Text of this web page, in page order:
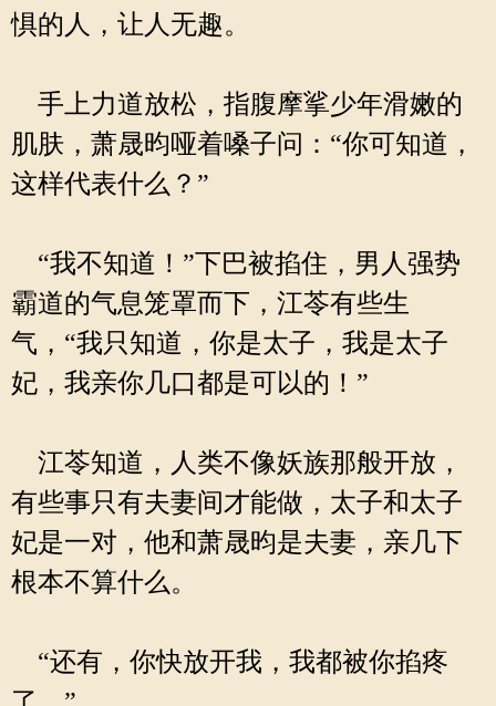
惧的人，让人无趣。
手上力道放松，指腹摩挲少年滑嫩的
肌肤，萧晟昀哑着嗓子问：“你可知道，
这样代表什么？”
“我不知道！”下巴被掐住，男人强势
霸道的气息笼罩而下，江苓有些生
气，“我只知道，你是太子，我是太子
妃，我亲你几口都是可以的！”
江苓知道，人类不像妖族那般开放，
有些事只有夫妻间才能做，太子和太子
妃是一对，他和萧晟昀是夫妻，亲几下
根本不算什么。
“还有，你快放开我，我都被你掐疼